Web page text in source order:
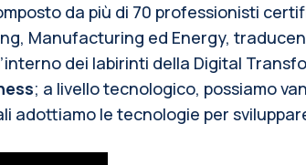
da più di 70 professionisti
Manufacturing ed Energy,
dei labirinti della Digital
; a livello tecnologico, possiamo
adottiamo le tecnologie per